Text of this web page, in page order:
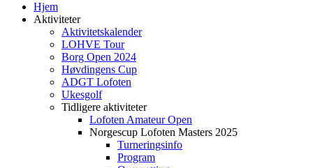
Hjem
Aktiviteter
Aktivitetskalender
LOHVE Tour
Borg Open 2024
Høvdingens Cup
ADGT Lofoten
Ukesgolf
Tidligere aktiviteter
Lofoten Amateur Open
Norgescup Lofoten Masters 2025
Turneringsinfo
Program